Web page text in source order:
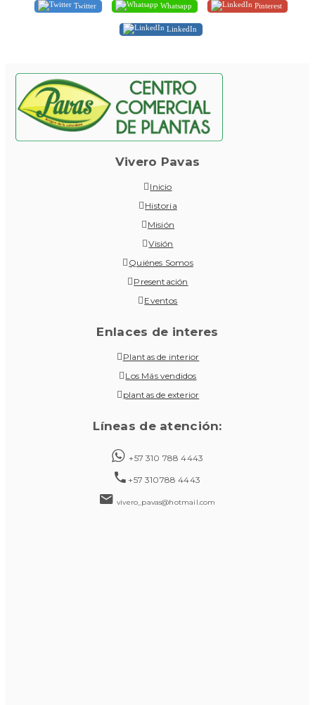
Twitter Whatsapp Pinterest
LinkedIn
Vivero Pavas
Inicio
Historia
Misión
Visión
Quiénes Somos
Presentación
Eventos
Enlaces de interes
Plantas de interior
Los Más vendidos
plantas de exterior
Líneas de atención:
+57 310 788 4443
+57 310788 4443
vivero_pavas@hotmail.com